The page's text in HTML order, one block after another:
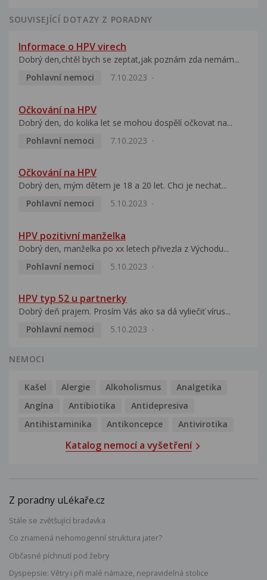
SOUVISEJÍCÍ DOTAZY Z PORADNY
Informace o HPV virech
Dobrý den,chtěl bych se zeptat,jak poznám zda nemám...
Pohlavní nemoci
7.10.2023
Očkování na HPV
Dobrý den, do kolika let se mohou dospělí očkovat na...
Pohlavní nemoci
7.10.2023
Očkování na HPV
Dobrý den, mým dětem je 18 a 20 let. Chci je nechat...
Pohlavní nemoci
5.10.2023
HPV pozitivní manželka
Dobrý den, manželka po xx letech přivezla z Východu...
Pohlavní nemoci
5.10.2023
HPV typ 52 u partnerky
Dobrý deň prajem. Prosím Vás ako sa dá vyliečiť vírus...
Pohlavní nemoci
5.10.2023
NEMOCI
Kašel Alergie Alkoholismus
Analgetika
Angína
Antibiotika
Antidepresiva
Antihistaminika
Antikoncepce Antivirotika
Katalog nemocí a vyšetření
Z poradny uLékaře.cz
Stále se zvětšující bradavka
Co znamená nehomogenní struktura jater?
Občasné píchnutí pod žebry
Dyspepsie: Větry i při malé námaze, nepravidelná stolice